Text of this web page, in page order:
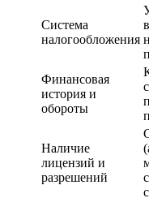
Система
налогообложения
Финансовая
история и
обороты
Наличие
лицензий и
разрешений